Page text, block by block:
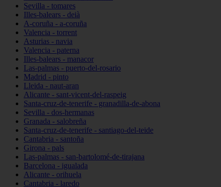
Sevilla - tomares
Illes-balears - deià
A-coruña - a-coruña
Valencia - torrent
Asturias - navia
Valencia - paterna
Illes-balears - manacor
Las-palmas - puerto-del-rosario
Madrid - pinto
Lleida - naut-aran
Alicante - sant-vicent-del-raspeig
Santa-cruz-de-tenerife - granadilla-de-abona
Sevilla - dos-hermanas
Granada - salobreña
Santa-cruz-de-tenerife - santiago-del-teide
Cantabria - santoña
Girona - pals
Las-palmas - san-bartolomé-de-tirajana
Barcelona - igualada
Alicante - orihuela
Cantabria - laredo